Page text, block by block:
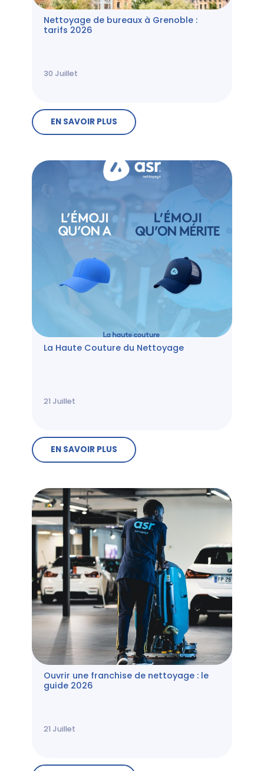
Nettoyage de bureaux à Grenoble :
tarifs 2026
30 Juillet
EN SAVOIR PLUS
La Haute Couture du Nettoyage
21 Juillet
EN SAVOIR PLUS
Ouvrir une franchise de nettoyage : le
guide 2026
21 Juillet